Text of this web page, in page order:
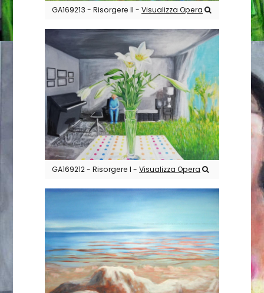
GA169213 - Risorgere II - Visualizza Opera
GA169212 - Risorgere I - Visualizza Opera